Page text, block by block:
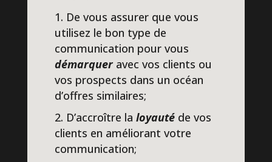
De vous assurer que vous
utilisez le bon type de
communication pour vous
démarqueravec vos clients ou
vos prospects dans un océan
d’offres similaires;
D’accroître la loyautéde vos
clients en améliorant votre
communication;